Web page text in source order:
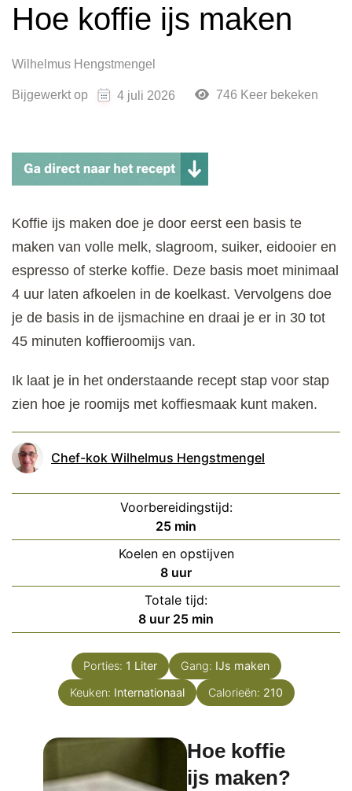
Hoe koffie ijs maken
Wilhelmus Hengstmengel
Bijgewerkt op 4 juli 2026 746 Keer bekeken
Koffie ijs maken doe je door eerst een basis te
maken van volle melk, slagroom, suiker, eidooier en
espresso of sterke koffie. Deze basis moet minimaal
4 uur laten afkoelen in de koelkast. Vervolgens doe
je de basis in de ijsmachine en draai je er in 30 tot
45 minuten koffieroomijs van.
Ik laat je in het onderstaande recept stap voor stap
zien hoe je roomijs met koffiesmaak kunt maken.
Chef-kok Wilhelmus Hengstmengel
Voorbereidingstijd:
25minuten
min
Koelen en opstijven
8uur
uur
Totale tijd:
8uur
uur 25minuten
min
Porties: 1 Liter Gang: IJs maken
Keuken: Internationaal Calorieën: 210
Hoe koffie
ijs maken?